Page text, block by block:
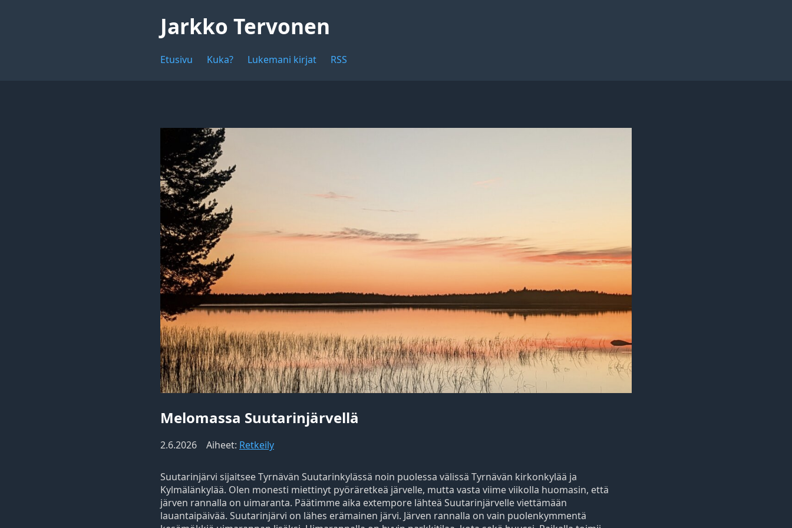
Jarkko Tervonen
Etusivu Kuka? Lukemani kirjat RSS
Melomassa Suutarinjärvellä
2.6.2026 Aiheet: Retkeily
Suutarinjärvi sijaitsee Tyrnävän Suutarinkylässä noin puolessa välissä Tyrnävän kirkonkylää ja
Kylmälänkylää. Olen monesti miettinyt pyöräretkeä järvelle, mutta vasta viime viikolla huomasin, että
järven rannalla on uimaranta. Päätimme aika extempore lähteä Suutarinjärvelle viettämään
lauantaipäivää. Suutarinjärvi on lähes erämainen järvi. Järven rannalla on vain puolenkymmentä